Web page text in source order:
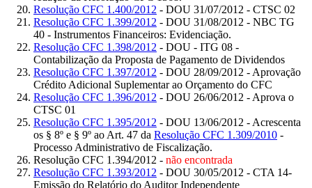
Resolução CFC 1.400/2012 - DOU 31/07/2012 - CTSC 02
Resolução CFC 1.399/2012 - DOU 31/08/2012 - NBC TG
40 - Instrumentos Financeiros: Evidenciação.
Resolução CFC 1.398/2012 - DOU - ITG 08 -
Contabilização da Proposta de Pagamento de Dividendos
Resolução CFC 1.397/2012 - DOU 28/09/2012 - Aprovação
Crédito Adicional Suplementar ao Orçamento do CFC
Resolução CFC 1.396/2012 - DOU 26/06/2012 - Aprova o
CTSC 01
Resolução CFC 1.395/2012 - DOU 13/06/2012 - Acrescenta
os § 8º e § 9º ao Art. 47 da Resolução CFC 1.309/2010 -
Processo Administrativo de Fiscalização.
Resolução CFC 1.394/2012 - não encontrada
Resolução CFC 1.393/2012 - DOU 30/05/2012 - CTA 14-
Emissão do Relatório do Auditor Independente